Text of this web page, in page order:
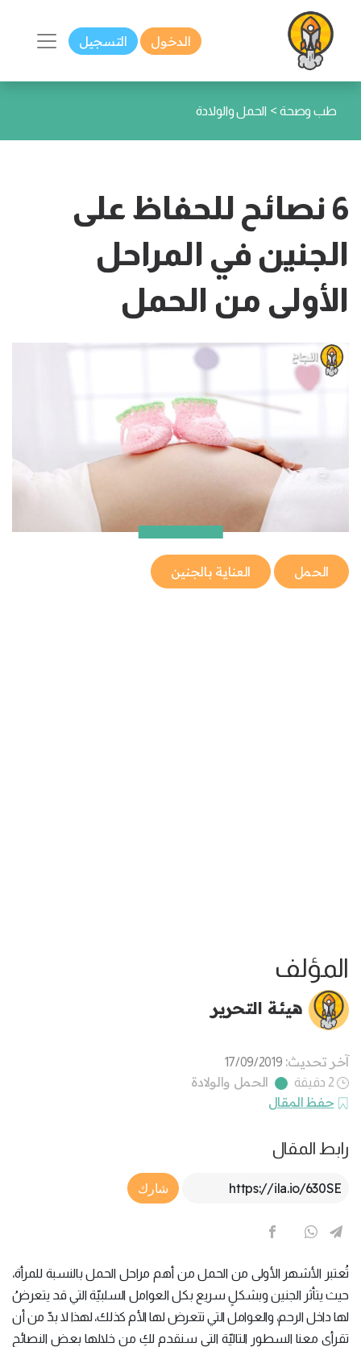
الدخول التسجيل
طب وصحة > الحمل والولادة
6 نصائح للحفاظ على
الجنين في المراحل
الأولى من الحمل
الحمل العناية بالجنين
المؤلف
هيئة التحرير
آخر تحديث: 17/09/2019
2 دقيقة
الحمل والولادة
حفظ المقال
رابط المقال
Article Link
شارك
تُعتبر الأشهر الأولى من الحمل من أهم مراحل الحمل بالنسبة للمرأة،
حيث يتأثر الجنين وبشكلٍ سريع بكل العوامل السلبيّة التي قد يتعرضُ
لها داخل الرحم، والعوامل التي تتعرض لها الأم كذلك، لهذا لا بدّ من أن
تقرأي معنا السطور التاليّة التي سنقدم لكِ من خلالها بعض النصائح